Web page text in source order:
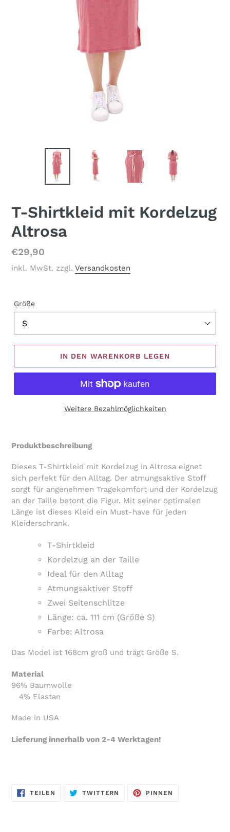
T-Shirtkleid mit Kordelzug
Altrosa
Normaler
Preis
€29,90
inkl. MwSt. zzgl. Versandkosten
Größe
IN DEN WARENKORB LEGEN
Weitere Bezahlmöglichkeiten
wird
Warenkorb
hinzugefügt
Produktbeschreibung
Dieses T-Shirtkleid mit Kordelzug in Altrosa eignet
sich perfekt für den Alltag. Der atmungsaktive Stoff
sorgt für angenehmen Tragekomfort und der Kordelzug
an der Taille betont die Figur. Mit seiner optimalen
Länge ist dieses Kleid ein Must-have für jeden
Kleiderschrank.
T-Shirtkleid
Kordelzug an der Taille
Ideal für den Alltag
Atmungsaktiver Stoff
Zwei Seitenschlitze
Länge: ca. 111 cm (Größe S)
Farbe: Altrosa
Das Model ist 168cm groß und trägt Größe S.
Material
96% Baumwolle
4% Elastan
Made in USA
Lieferung innerhalb von 2-4 Werktagen!
TEILEN
FACEBOOK
TWITTERN
TWITTER
PINNEN